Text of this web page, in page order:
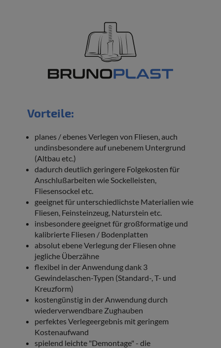
Vorteile:
planes / ebenes Verlegen von Fliesen, auch
undinsbesondere auf unebenem Untergrund
(Altbau etc.)
dadurch deutlich geringere Folgekosten für
Anschlußarbeiten wie Sockelleisten,
Fliesensockel etc.
geeignet für unterschiedlichste Materialien wie
Fliesen, Feinsteinzeug, Naturstein etc.
insbesondere geeignet für großformatige und
kalibrierte Fliesen / Bodenplatten
absolut ebene Verlegung der Fliesen ohne
jegliche Überzähne
flexibel in der Anwendung dank 3
Gewindelaschen-Typen (Standard-, T- und
Kreuzform)
kostengünstig in der Anwendung durch
wiederverwendbare Zughauben
perfektes Verlegeergebnis mit geringem
Kostenaufwand
spielend leichte "Demontage" - die